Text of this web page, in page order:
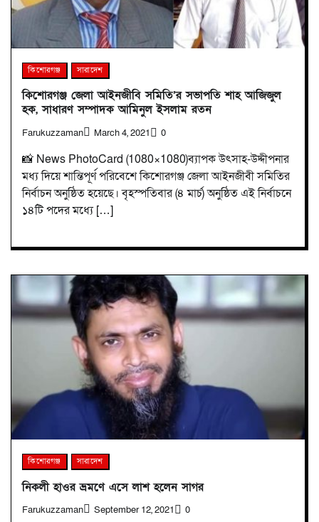
কিশোরগঞ্জ সারাদেশ
কিশোরগঞ্জ জেলা আইনজীবি সমিতি’র সভাপতি শাহ আজিজুল
হক, সাধারণ সম্পাদক আমিনুল ইসলাম রতন
Farukuzzaman March 4, 2021 0
📸 News PhotoCard (1080×1080)ব্যাপক উৎসাহ-উদ্দীপনার
মধ্য দিয়ে শান্তিপূর্ণ পরিবেশে কিশোরগঞ্জ জেলা আইনজীবী সমিতির
নির্বাচন অনুষ্ঠিত হয়েছে। বৃহস্পতিবার (৪ মার্চ) অনুষ্ঠিত এই নির্বাচনে
১৪টি পদের মধ্যে […]
কিশোরগঞ্জ সারাদেশ
নিকলী হাওর ভ্রমণে এসে লাশ হলেন সাগর
Farukuzzaman September 12, 2021 0